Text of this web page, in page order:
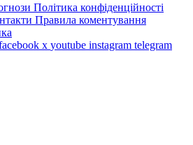
Політика конфіденційності
Правила коментування
x youtube instagram telegram